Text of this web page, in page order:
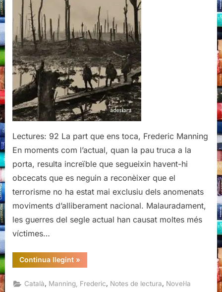
Lectures: 92 La part que ens toca, Frederic Manning
En moments com l’actual, quan la pau truca a la
porta, resulta increïble que segueixin havent-hi
obcecats que es neguin a reconèixer que el
terrorisme no ha estat mai exclusiu dels anomenats
moviments d’alliberament nacional. Malauradament,
les guerres del segle actual han causat moltes més
víctimes…
Continua llegint“La
part
ens
toca,
»
Català, Manning, Frederic, Notes de lectura, Novel·la